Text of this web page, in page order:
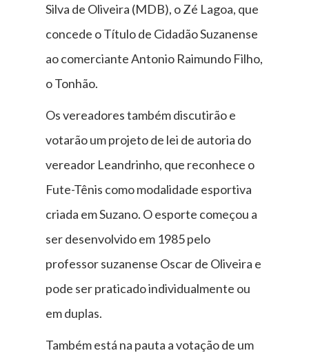
Silva de Oliveira (MDB), o Zé Lagoa, que
concede o Título de Cidadão Suzanense
ao comerciante Antonio Raimundo Filho,
o Tonhão.
Os vereadores também discutirão e
votarão um projeto de lei de autoria do
vereador Leandrinho, que reconhece o
Fute-Tênis como modalidade esportiva
criada em Suzano. O esporte começou a
ser desenvolvido em 1985 pelo
professor suzanense Oscar de Oliveira e
pode ser praticado individualmente ou
em duplas.
Também está na pauta a votação de um